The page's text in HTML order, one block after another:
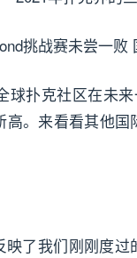
球扑克社区在未
。来看看其他
了我们刚刚度